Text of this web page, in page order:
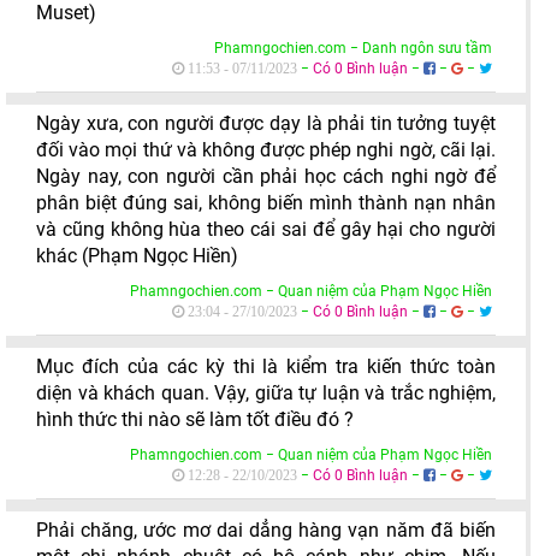
Muset)
Phamngochien.com − Danh ngôn sưu tầm
11:53 - 07/11/2023 − Có 0 Bình luận − − −
Ngày xưa, con người được dạy là phải tin tưởng tuyệt
đối vào mọi thứ và không được phép nghi ngờ, cãi lại.
Ngày nay, con người cần phải học cách nghi ngờ để
phân biệt đúng sai, không biến mình thành nạn nhân
và cũng không hùa theo cái sai để gây hại cho người
khác (Phạm Ngọc Hiền)
Phamngochien.com − Quan niệm của Phạm Ngọc Hiền
23:04 - 27/10/2023 − Có 0 Bình luận − − −
Mục đích của các kỳ thi là kiểm tra kiến thức toàn
diện và khách quan. Vậy, giữa tự luận và trắc nghiệm,
hình thức thi nào sẽ làm tốt điều đó ?
Phamngochien.com − Quan niệm của Phạm Ngọc Hiền
12:28 - 22/10/2023 − Có 0 Bình luận − − −
Phải chăng, ước mơ dai dẳng hàng vạn năm đã biến